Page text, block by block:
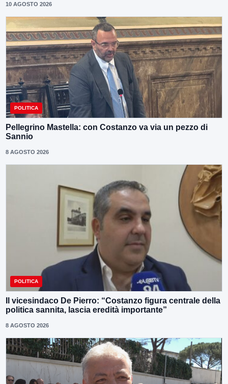
10 AGOSTO 2026
POLITICA
Pellegrino Mastella: con Costanzo va via un pezzo di
Sannio
8 AGOSTO 2026
POLITICA
Il vicesindaco De Pierro: “Costanzo figura centrale della
politica sannita, lascia eredità importante”
8 AGOSTO 2026